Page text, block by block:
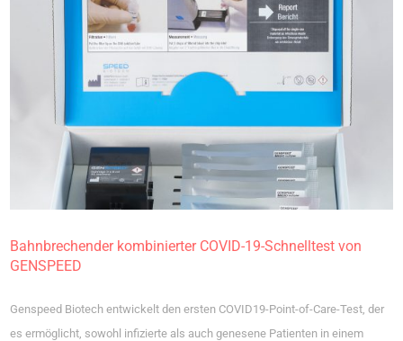
Bahnbrechender kombinierter COVID-19-Schnelltest von
GENSPEED
Genspeed Biotech entwickelt den ersten COVID19-Point-of-Care-Test, der
es ermöglicht, sowohl infizierte als auch genesene Patienten in einem